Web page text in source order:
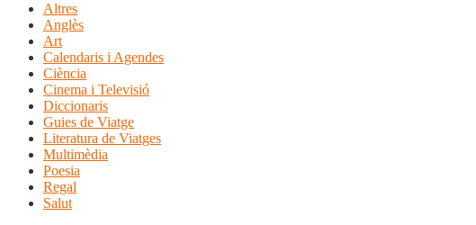
Altres
Anglès
Art
Calendaris i Agendes
Ciència
Cinema i Televisió
Diccionaris
Guies de Viatge
Literatura de Viatges
Multimèdia
Poesia
Regal
Salut